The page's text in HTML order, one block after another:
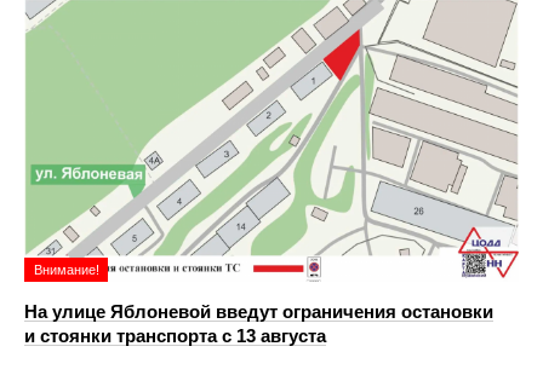
Внимание!
На улице Яблоневой введут ограничения остановки
и стоянки транспорта с 13 августа